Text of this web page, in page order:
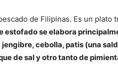
de Filipinas. Es un plato
estofado se elabora
cebolla, patis (una
de sal y otro tanto de